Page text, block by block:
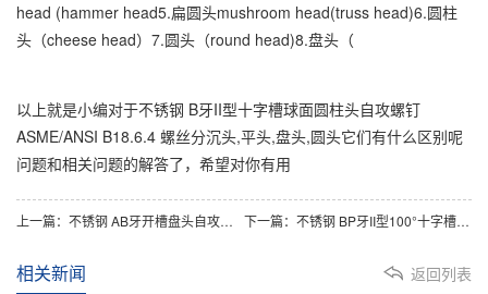
head (hammer head5.扁圆头mushroom head(truss head)6.圆柱
头（cheese head）7.圆头（round head)8.盘头（
以上就是小编对于不锈钢 B牙II型十字槽球面圆柱头自攻螺钉
ASME/ANSI B18.6.4 螺丝分沉头,平头,盘头,圆头它们有什么区别呢
问题和相关问题的解答了，希望对你有用
上一篇： 不锈钢 AB牙开槽盘头自攻螺钉 ASME/ANSI B18.6.4 下一篇： 不锈钢 BP牙II型100°十字槽沉头自攻螺钉 ASME/ANSI B18.6.4
返回列表
相关新闻